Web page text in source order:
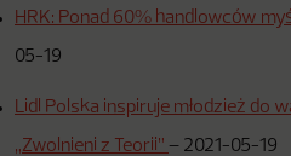
HRK: Ponad 60% handlowców
05-19
Lidl Polska inspiruje młodzież do
„Zwolnieni z Teorii” – 2021-05-19